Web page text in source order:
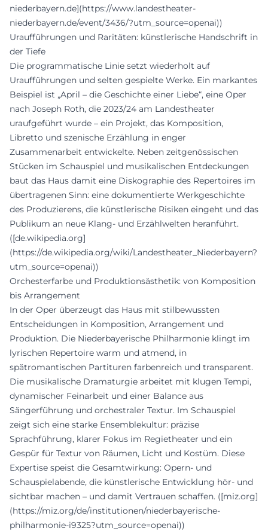
niederbayern.de](https://www.landestheater-
niederbayern.de/event/3436/?utm_source=openai))
Uraufführungen und Raritäten: künstlerische Handschrift in
der Tiefe
Die programmatische Linie setzt wiederholt auf
Uraufführungen und selten gespielte Werke. Ein markantes
Beispiel ist „April – die Geschichte einer Liebe“, eine Oper
nach Joseph Roth, die 2023/24 am Landestheater
uraufgeführt wurde – ein Projekt, das Komposition,
Libretto und szenische Erzählung in enger
Zusammenarbeit entwickelte. Neben zeitgenössischen
Stücken im Schauspiel und musikalischen Entdeckungen
baut das Haus damit eine Diskographie des Repertoires im
übertragenen Sinn: eine dokumentierte Werkgeschichte
des Produzierens, die künstlerische Risiken eingeht und das
Publikum an neue Klang- und Erzählwelten heranführt.
([de.wikipedia.org]
(https://de.wikipedia.org/wiki/Landestheater_Niederbayern?
utm_source=openai))
Orchesterfarbe und Produktionsästhetik: von Komposition
bis Arrangement
In der Oper überzeugt das Haus mit stilbewussten
Entscheidungen in Komposition, Arrangement und
Produktion. Die Niederbayerische Philharmonie klingt im
lyrischen Repertoire warm und atmend, in
spätromantischen Partituren farbenreich und transparent.
Die musikalische Dramaturgie arbeitet mit klugen Tempi,
dynamischer Feinarbeit und einer Balance aus
Sängerführung und orchestraler Textur. Im Schauspiel
zeigt sich eine starke Ensemblekultur: präzise
Sprachführung, klarer Fokus im Regietheater und ein
Gespür für Textur von Räumen, Licht und Kostüm. Diese
Expertise speist die Gesamtwirkung: Opern- und
Schauspielabende, die künstlerische Entwicklung hör- und
sichtbar machen – und damit Vertrauen schaffen. ([miz.org]
(https://miz.org/de/institutionen/niederbayerische-
philharmonie-i9325?utm_source=openai))